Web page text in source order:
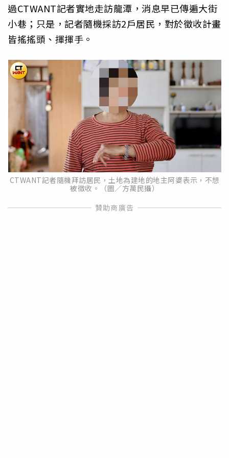
過CTWANT記者實地走訪龍潭，消息早已傳遍大街
小巷；只是，記者隨機採訪2戶居民，對於徵收計畫
皆搖搖頭、揮揮手。
CTWANT記者隨機拜訪居民，土地為建地的地主阿婆表示，不想
被徵收。（圖／方萬民攝）